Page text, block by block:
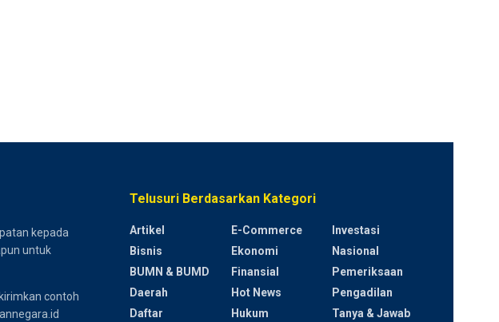
kepada
untuk
contoh
Telusuri Berdasarkan Kategori
Artikel
Bisnis
BUMN & BUMD
Daerah
Daftar
E-Commerce
Ekonomi
Finansial
Hot News
Hukum
Investasi
Nasional
Pemeriksaan
Pengadilan
Tanya & Jawab